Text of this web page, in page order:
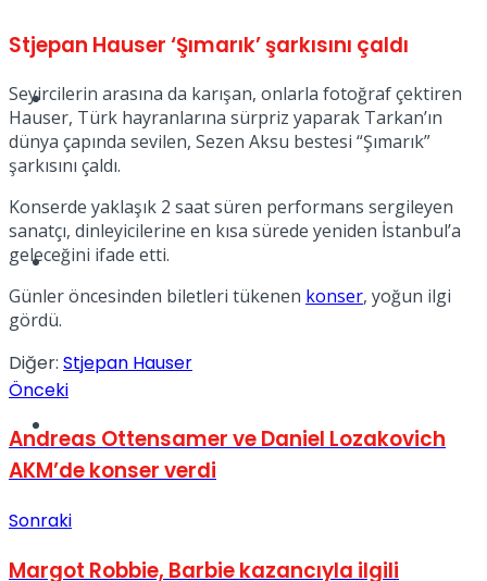
Müzik
Sinema
View All Result
Stjepan Hauser ‘Şımarık’ şarkısını çaldı
Seyircilerin arasına da karışan, onlarla fotoğraf çektiren
Hauser, Türk hayranlarına sürpriz yaparak Tarkan’ın
dünya çapında sevilen, Sezen Aksu bestesi “Şımarık”
şarkısını çaldı.
Konserde yaklaşık 2 saat süren performans sergileyen
sanatçı, dinleyicilerine en kısa sürede yeniden İstanbul’a
geleceğini ifade etti.
Günler öncesinden biletleri tükenen konser, yoğun ilgi
gördü.
Diğer: Stjepan Hauser
Önceki
Andreas Ottensamer ve Daniel Lozakovich
AKM’de konser verdi
Sonraki
Margot Robbie, Barbie kazancıyla ilgili